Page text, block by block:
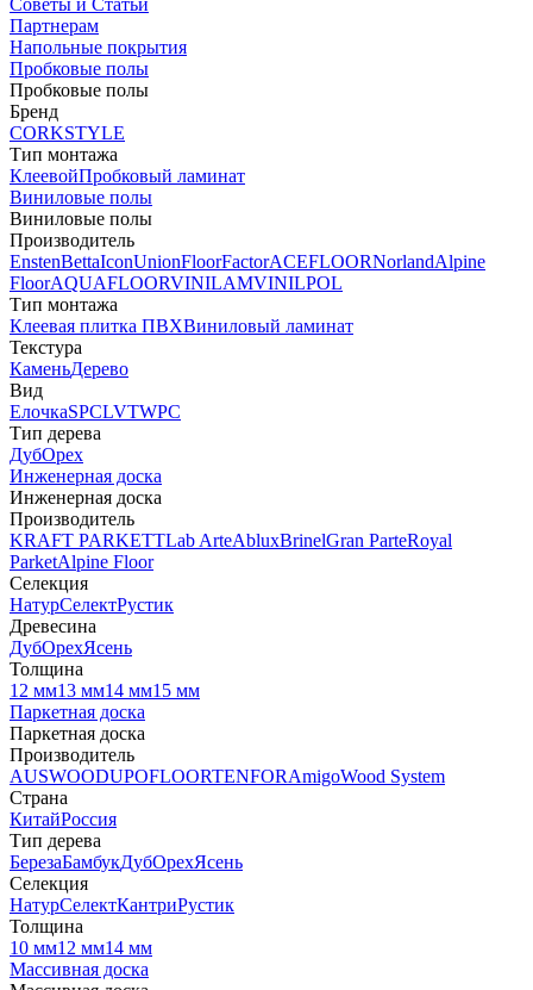
Советы и Статьи
Партнерам
Напольные покрытия
Пробковые полы
Пробковые полы
Бренд
CORKSTYLE
Тип монтажа
КлеевойПробковый ламинат
Виниловые полы
Виниловые полы
Производитель
EnstenBettaIconUnionFloorFactorACEFLOORNorlandAlpine
FloorAQUAFLOORVINILAMVINILPOL
Тип монтажа
Клеевая плитка ПВХВиниловый ламинат
Текстура
КаменьДерево
Вид
ЕлочкаSPCLVTWPC
Тип дерева
ДубОрех
Инженерная доска
Инженерная доска
Производитель
KRAFT PARKETTLab ArteAbluxBrinelGran ParteRoyal
ParketAlpine Floor
Селекция
НатурСелектРустик
Древесина
ДубОрехЯсень
Толщина
12 мм13 мм14 мм15 мм
Паркетная доска
Паркетная доска
Производитель
AUSWOODUPOFLOORTENFORAmigoWood System
Страна
КитайРоссия
Тип дерева
БерезаБамбукДубОрехЯсень
Селекция
НатурСелектКантриРустик
Толщина
10 мм12 мм14 мм
Массивная доска